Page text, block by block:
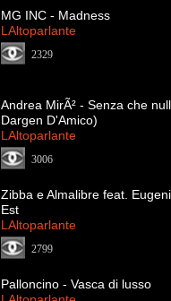
MG INC - Madness
LAltoparlante
2329
Andrea MirÃ² - Senza che
Dargen D'Amico)
LAltoparlante
3006
Zibba e Almalibre feat.
Est
LAltoparlante
2799
Palloncino - Vasca di lusso